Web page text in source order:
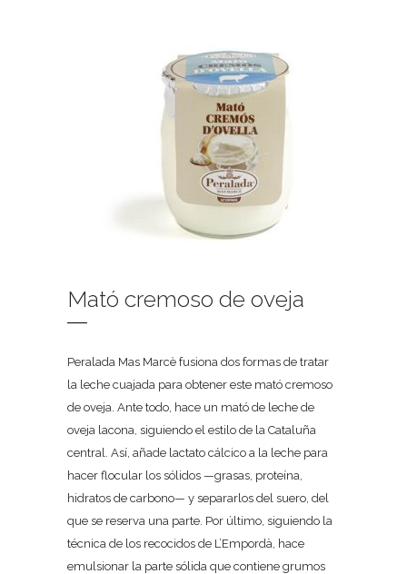
Mató cremoso de oveja
Peralada Mas Marcè fusiona dos formas de tratar
la leche cuajada para obtener este mató cremoso
de oveja. Ante todo, hace un mató de leche de
oveja lacona, siguiendo el estilo de la Cataluña
central. Así, añade lactato cálcico a la leche para
hacer flocular los sólidos —grasas, proteína,
hidratos de carbono— y separarlos del suero, del
que se reserva una parte. Por último, siguiendo la
técnica de los recocidos de L’Empordà, hace
emulsionar la parte sólida que contiene grumos